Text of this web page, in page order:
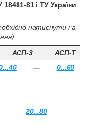
81 і ТУ України
натиснути на
АСП-3
АСП-Т
―
0...60
20...80